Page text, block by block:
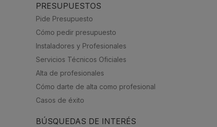
PRESUPUESTOS
Pide Presupuesto
Cómo pedir presupuesto
Instaladores y Profesionales
Servicios Técnicos Oficiales
Alta de profesionales
Cómo darte de alta como profesional
Casos de éxito
BÚSQUEDAS DE INTERÉS